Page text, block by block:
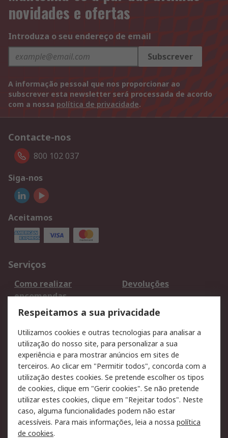
novidades e ofertas
Introduza o seu endereço de email
Subscrever
A informação pessoal que nos proporcionar ao
subscrever esta newsletter será processada de acordo
com a nossa política de privacidade.
Contacte-nos
800 102 037
Siga-nos
Aceitamos
Serviços
Como realizar
encomendas
Devoluções
Formas de entrega
Qualidade e ambiente
Pagamento e
faturação
Legal
Aviso legal
Política de cookies
Política de privacidade
- Atualizada
Segurança de emails
Respeitamos a sua privacidade
Utilizamos cookies e outras tecnologias para analisar a
utilização do nosso site, para personalizar a sua
experiência e para mostrar anúncios em sites de
terceiros. Ao clicar em "Permitir todos", concorda com a
utilização destes cookies. Se pretende escolher os tipos
de cookies, clique em "Gerir cookies". Se não pretende
utilizar estes cookies, clique em "Rejeitar todos". Neste
caso, alguma funcionalidades podem não estar
acessíveis. Para mais informações, leia a nossa política
de cookies.